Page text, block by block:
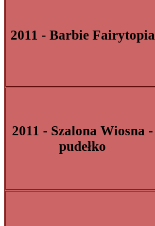
2011 - Barbie Fairytopia
2011 - Szalona Wiosna -
pudełko